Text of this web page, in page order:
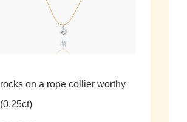
rocks on a rope collier worthy
(0.25ct)